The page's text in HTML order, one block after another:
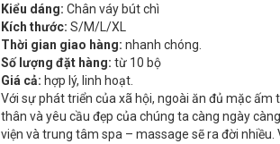
Kiểu dáng: Chân váy bút chì
Kích thước: S/M/L/XL
Thời gian giao hàng: nhanh chóng.
Số lượng đặt hàng: từ 10 bộ
Giá cả: hợp lý, linh hoạt.
Với sự phát triển của xã hội, ngoài ăn đủ mặc
thân và yêu cầu đẹp của chúng ta càng ngày
viện và trung tâm spa – massage sẽ ra đời